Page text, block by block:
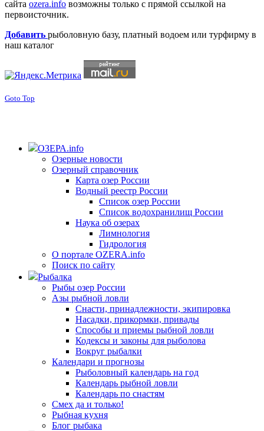
сайта ozera.info возможны только с прямой ссылкой на
первоисточник.
Добавить рыболовную базу, платный водоем или турфирму в
наш каталог
Goto Top
ОЗЕРА.info
Озерные новости
Озерный справочник
Карта озер России
Водный реестр России
Список озер России
Список водохранилищ России
Наука об озерах
Лимнология
Гидрология
О портале OZERA.info
Поиск по сайту
Рыбалка
Рыбы озер России
Азы рыбной ловли
Снасти, принадлежности, экипировка
Насадки, прикормки, привады
Способы и приемы рыбной ловли
Кодексы и законы для рыболова
Вокруг рыбалки
Календари и прогнозы
Рыболовный календарь на год
Календарь рыбной ловли
Календарь по снастям
Смех да и только!
Рыбная кухня
Блог рыбака